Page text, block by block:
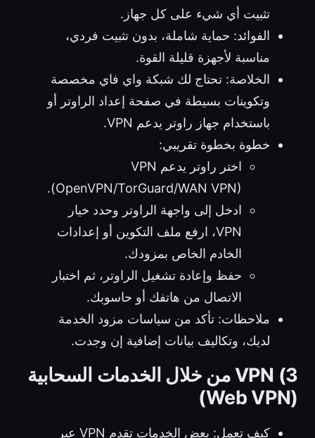
تثبيت أي شيء على كل جهاز.
الفوائد: حماية شاملة، بدون تثبيت فردي،
مناسبة لأجهزة قليلة القوة.
الخلاصة: تحتاج لك شبكة واي فاي مخصصة
وتكوينات بسيطة في صفحة إعداد الراوتر أو
باستخدام جهاز راوتر يدعم VPN.
خطوة بخطوة تقريبي:
اختر راوتر يدعم VPN
(OpenVPN/TorGuard/WAN VPN).
ادخل إلى واجهة الراوتر وحدد خيار
VPN، ارفع ملف التكوين أو إعدادات
الخادم الخاص بمزودك.
حفظ وإعادة تشغيل الراوتر، ثم اختبار
الاتصال من هاتفك أو حاسوبك.
ملاحظات: تأكد من سياسات مزود الخدمة
لديك، وتكاليف بيانات إضافية إن وجدت.
3) VPN من خلال الخدمات السحابية
(Web VPN)
كيف تعمل: بعض الخدمات تقدم VPN عبر